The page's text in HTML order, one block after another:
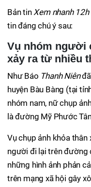
Bản tinXem nhanh 12h
tin đáng chú ý sau:
Vụ nhóm người
xảy ra từ nhiều
Như Báo Thanh Niênđã
huyện Bàu Bàng (tại
nhóm nam, nữ chụp
là đường Mỹ Phước
Vụ chụp ảnh khỏa thân
người đi lại trên đường
những hình ảnh phản
trên mạng xã hội gây